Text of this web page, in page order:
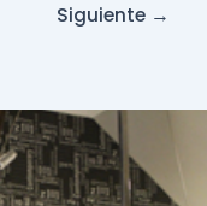
Siguiente →